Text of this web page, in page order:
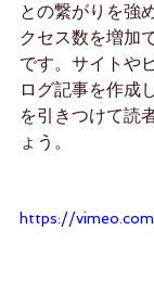
との繋がりを強
クセス数を増加
です。サイトや
ログ記事を作成
を引きつけて読
ょう。
https://